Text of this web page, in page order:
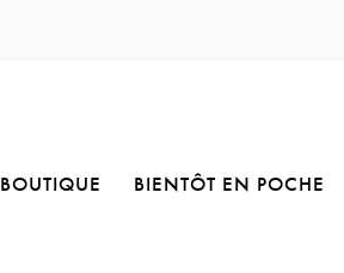
BOUTIQUE BIENTÔT EN POCHE